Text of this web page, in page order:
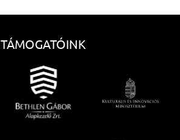
TÁMOGATÓINK